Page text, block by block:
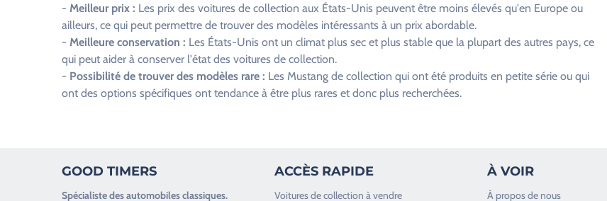
d
e
.
- Meilleur prix : Les prix des voitures de collection aux États-Unis peuvent être moins élevés qu'en Europe ou
ailleurs, ce qui peut permettre de trouver des modèles intéressants à un prix abordable.
- Meilleure conservation : Les États-Unis ont un climat plus sec et plus stable que la plupart des autres pays, ce
qui peut aider à conserver l'état des voitures de collection.
- Possibilité de trouver des modèles rare : Les Mustang de collection qui ont été produits en petite série ou qui
ont des options spécifiques ont tendance à être plus rares et donc plus recherchées.
GOOD TIMERS
Spécialiste desautomobiles classiques.
ACCÈS RAPIDE
Voitures de collection à vendre
À VOIR
À propos de nous